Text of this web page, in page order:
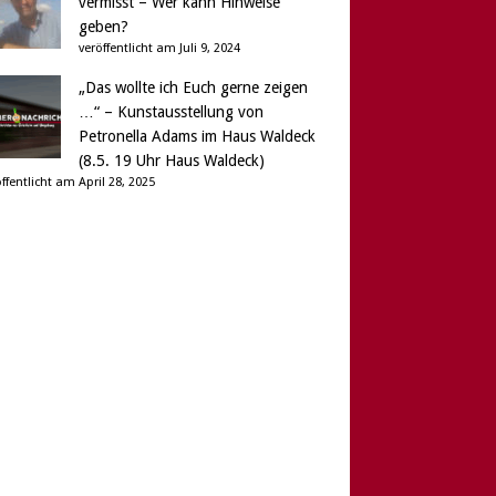
geben?
veröffentlicht am Juli 9, 2024
„Das wollte ich Euch gerne zeigen
…“ – Kunstausstellung von
Petronella Adams im Haus Waldeck
(8.5. 19 Uhr Haus Waldeck)
am April 28, 2025